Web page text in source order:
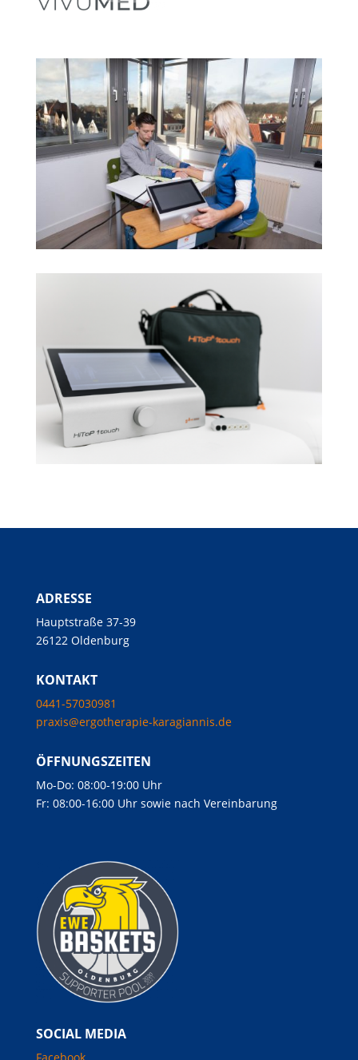
ADRESSE
Hauptstraße 37-39
26122 Oldenburg
KONTAKT
0441-57030981
praxis@ergotherapie-karagiannis.de
ÖFFNUNGSZEITEN
Mo-Do: 08:00-19:00 Uhr
Fr: 08:00-16:00 Uhr sowie nach Vereinbarung
SOCIAL MEDIA